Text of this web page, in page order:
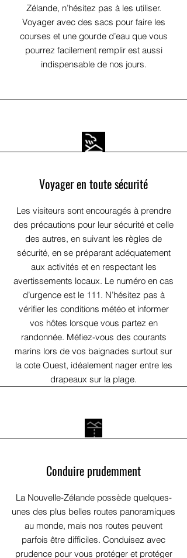
Zélande, n’hésitez pas à les utiliser.
Voyager avec des sacs pour faire les
courses et une gourde d’eau que vous
pourrez facilement remplir est aussi
indispensable de nos jours.
Voyager en toute sécurité
Les visiteurs sont encouragés à prendre
des précautions pour leur sécurité et celle
des autres, en suivant les règles de
sécurité, en se préparant adéquatement
aux activités et en respectant les
avertissements locaux. Le numéro en cas
d’urgence est le 111. N’hésitez pas à
vérifier les conditions météo et informer
vos hôtes lorsque vous partez en
randonnée. Méfiez-vous des courants
marins lors de vos baignades surtout sur
la cote Ouest, idéalement nager entre les
drapeaux sur la plage.
Conduire prudemment
La Nouvelle-Zélande possède quelques-
unes des plus belles routes panoramiques
au monde, mais nos routes peuvent
parfois être difficiles. Conduisez avec
prudence pour vous protéger et protéger